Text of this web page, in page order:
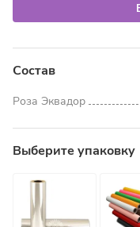
Состав
Роза Эквадор
Выберите упаковку